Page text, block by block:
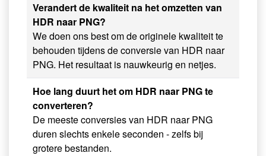
Verandert de kwaliteit na het omzetten van
HDR naar PNG?
We doen ons best om de originele kwaliteit te
behouden tijdens de conversie van HDR naar
PNG. Het resultaat is nauwkeurig en netjes.
Hoe lang duurt het om HDR naar PNG te
converteren?
De meeste conversies van HDR naar PNG
duren slechts enkele seconden - zelfs bij
grotere bestanden.